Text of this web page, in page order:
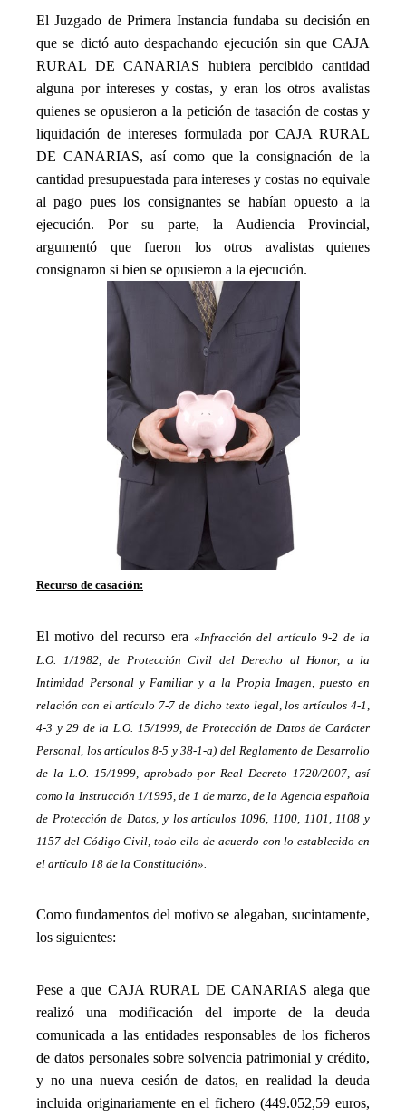
El Juzgado de Primera Instancia fundaba su decisión en
que se dictó auto despachando ejecución sin que CAJA
RURAL DE CANARIAS hubiera percibido cantidad
alguna por intereses y costas, y eran los otros avalistas
quienes se opusieron a la petición de tasación de costas y
liquidación de intereses formulada por CAJA RURAL
DE CANARIAS, así como que la consignación de la
cantidad presupuestada para intereses y costas no equivale
al pago pues los consignantes se habían opuesto a la
ejecución. Por su parte, la Audiencia Provincial,
argumentó que fueron los otros avalistas quienes
consignaron si bien se opusieron a la ejecución.
Recurso de casación:
El motivo del recurso era «Infracción del artículo 9-2 de la
L.O. 1/1982, de Protección Civil del Derecho al Honor, a la
Intimidad Personal y Familiar y a la Propia Imagen, puesto en
relación con el artículo 7-7 de dicho texto legal, los artículos 4-1,
4-3 y 29 de la L.O. 15/1999, de Protección de Datos de Carácter
Personal, los artículos 8-5 y 38-1-a) del Reglamento de Desarrollo
de la L.O. 15/1999, aprobado por Real Decreto 1720/2007, así
como la Instrucción 1/1995, de 1 de marzo, de la Agencia española
de Protección de Datos, y los artículos 1096, 1100, 1101, 1108 y
1157 del Código Civil, todo ello de acuerdo con lo establecido en
el artículo 18 de la Constitución».
Como fundamentos del motivo se alegaban, sucintamente,
los siguientes:
Pese a que CAJA RURAL DE CANARIAS alega que
realizó una modificación del importe de la deuda
comunicada a las entidades responsables de los ficheros
de datos personales sobre solvencia patrimonial y crédito,
y no una nueva cesión de datos, en realidad la deuda
incluida originariamente en el fichero (449.052,59 euros,